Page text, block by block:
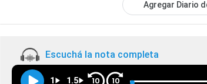
Agregar Diario
Escuchá la nota completa
1 1.5 10 10